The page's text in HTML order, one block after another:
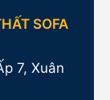
SOFA
7, Xuân